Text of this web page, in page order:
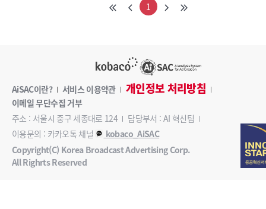
1
AiSAC이란? 서비스 이용약관 개인정보 처리방침
이메일 무단수집 거부
주소 : 서울시 중구 세종대로 124
담당부서 : AI 혁신팀
이용문의 : 카카오톡 채널
kobaco_AiSAC
Copyright(C) Korea Broadcast Advertising Corp.
All Righrts Reserved